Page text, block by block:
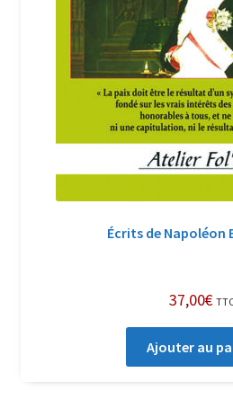
Écrits de Napoléon
37,00€
Ajouter au